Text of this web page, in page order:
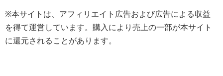
※本サイトは、アフィリエイト広告および広告による収益
を得て運営しています。購入により売上の一部が本サイト
に還元されることがあります。